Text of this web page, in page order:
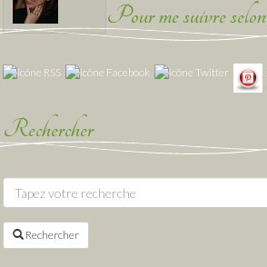
Pour me suivre
Rechercher
Rechercher